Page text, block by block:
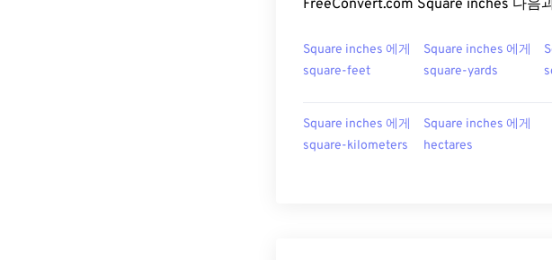
FreeConvert.com Square inches 다음
Square inches 에게
square-feet
Square inches 에게
square-yards
Square inches 에게
square-kilometers
Square inches 에게
hectares